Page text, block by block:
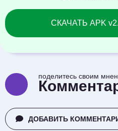
СКАЧАТЬ APK
поделитесь своим
ДОБАВИТЬ